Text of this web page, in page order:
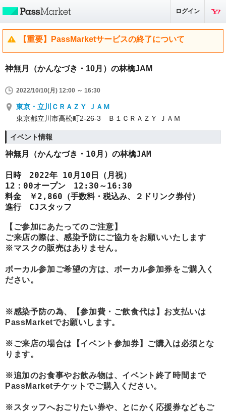
ログイン
【重要】PassMarketサービスの終了について
神無月（かんなづき・10月）の林檎JAM
2022/10/10(月) 12:00 ～ 16:30
東京・立川ＣＲＡＺＹ ＪＡＭ
東京都立川市高松町2-26-3 Ｂ１ＣＲＡＺＹ ＪＡＭ
イベント情報
神無月（かんなづき・10月）の林檎JAM
日時　2022年 10月10日（月祝）
12：00オープン　12:30～16:30
料金　￥2,860（手数料・税込み、２ドリンク券付）
進行　CJスタッフ
【ご参加にあたってのご注意】
ご来店の際は、感染予防にご協力をお願いいたします
※マスクの販売はありません。
ボーカル参加ご希望の方は、ボーカル参加券をご購入く
ださい。
※感染予防の為、【参加費・ご飲食代は】お支払いは
PassMarketでお願いします。
※ご来店の場合は【イベント参加券】ご購入は必須とな
ります。
※追加のお食事やお飲み物は、イベント終了時間まで
PassMarketチケットでご購入ください。
※スタッフへおごりたい券や、とにかく応援券などもご